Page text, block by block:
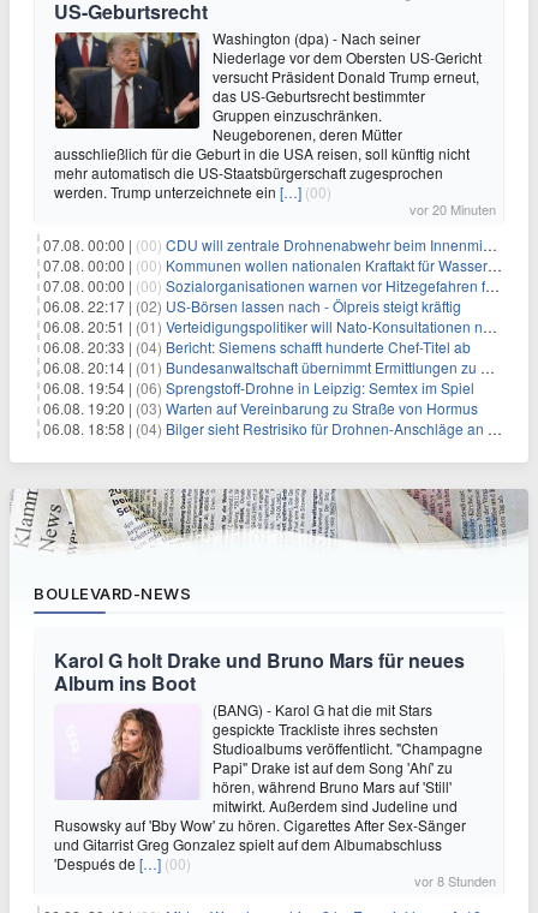
US-Geburtsrecht
Washington (dpa) - Nach seiner
Niederlage vor dem Obersten US-Gericht
versucht Präsident Donald Trump erneut,
das US-Geburtsrecht bestimmter
Gruppen einzuschränken.
Neugeborenen, deren Mütter
ausschließlich für die Geburt in die USA reisen, soll künftig nicht
mehr automatisch die US-Staatsbürgerschaft zugesprochen
werden. Trump unterzeichnete ein […] (00)
vor 20 Minuten
07.08. 00:00 | (00) CDU will zentrale Drohnenabwehr beim Innenministerium
07.08. 00:00 | (00) Kommunen wollen nationalen Kraftakt für Wasserversorgung
07.08. 00:00 | (00) Sozialorganisationen warnen vor Hitzegefahren für Obdachlose
06.08. 22:17 | (02) US-Börsen lassen nach - Ölpreis steigt kräftig
06.08. 20:51 | (01) Verteidigungspolitiker will Nato-Konsultationen nach Drohnenfund
06.08. 20:33 | (04) Bericht: Siemens schafft hunderte Chef-Titel ab
06.08. 20:14 | (01) Bundesanwaltschaft übernimmt Ermittlungen zu Drohnenvorfall
06.08. 19:54 | (06) Sprengstoff-Drohne in Leipzig: Semtex im Spiel
06.08. 19:20 | (03) Warten auf Vereinbarung zu Straße von Hormus
06.08. 18:58 | (04) Bilger sieht Restrisiko für Drohnen-Anschläge an Flughäfen
BOULEVARD-NEWS
Karol G holt Drake und Bruno Mars für neues
Album ins Boot
(BANG) - Karol G hat die mit Stars
gespickte Trackliste ihres sechsten
Studioalbums veröffentlicht. "Champagne
Papi" Drake ist auf dem Song 'Ahí' zu
hören, während Bruno Mars auf 'Still'
mitwirkt. Außerdem sind Judeline und
Rusowsky auf 'Bby Wow' zu hören. Cigarettes After Sex-Sänger
und Gitarrist Greg Gonzalez spielt auf dem Albumabschluss
'Después de […] (00)
vor 8 Stunden